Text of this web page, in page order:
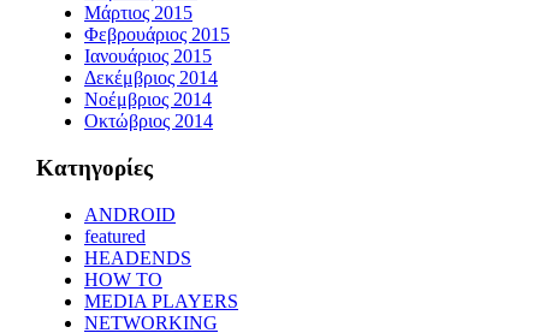
Μάρτιος 2015
Φεβρουάριος 2015
Ιανουάριος 2015
Δεκέμβριος 2014
Νοέμβριος 2014
Οκτώβριος 2014
Kατηγορίες
ANDROID
featured
HEADENDS
HOW TO
MEDIA PLAYERS
NETWORKING